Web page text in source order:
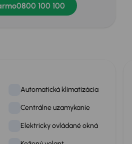
0800 100 100
Automatická klimatizácia
Centrálne uzamykanie
Elektricky ovládané okná